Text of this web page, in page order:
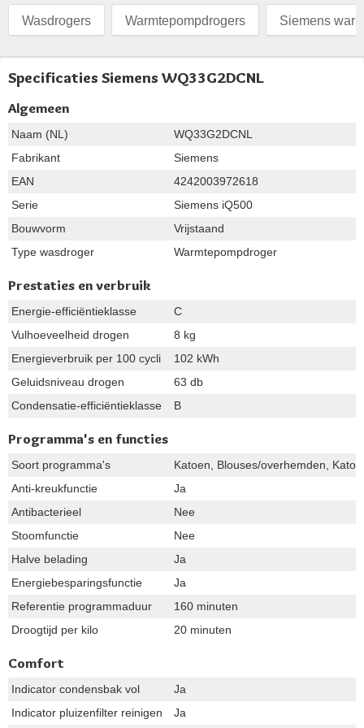
Wasdrogers Warmtepompdrogers Siemens
Specificaties Siemens WQ33G2DCNL
Algemeen
Naam (NL)
WQ33G2DCNL
Fabrikant
Siemens
EAN
4242003972618
Serie
Siemens iQ500
Bouwvorm
Vrijstaand
Type wasdroger
Warmtepompdroger
Prestaties en verbruik
Energie-efficiëntieklasse
C
Vulhoeveelheid drogen
8 kg
Energieverbruik per 100 cycli
102 kWh
Geluidsniveau drogen
63 db
Condensatie-efficiëntieklasse
B
Programma's en functies
Soort programma's
Katoen, Blouses/overhemden,
Anti-kreukfunctie
Ja
Antibacterieel
Nee
Stoomfunctie
Nee
Halve belading
Ja
Energiebesparingsfunctie
Ja
Referentie programmaduur
160 minuten
Droogtijd per kilo
20 minuten
Comfort
Indicator condensbak vol
Ja
Indicator pluizenfilter reinigen
Ja